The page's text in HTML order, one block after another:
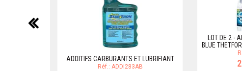
ADDITIFS CARBURANTS ET LUBRIFIANT
Réf.: ADDI283AB
LOT DE 2 -
BLUE
précédent